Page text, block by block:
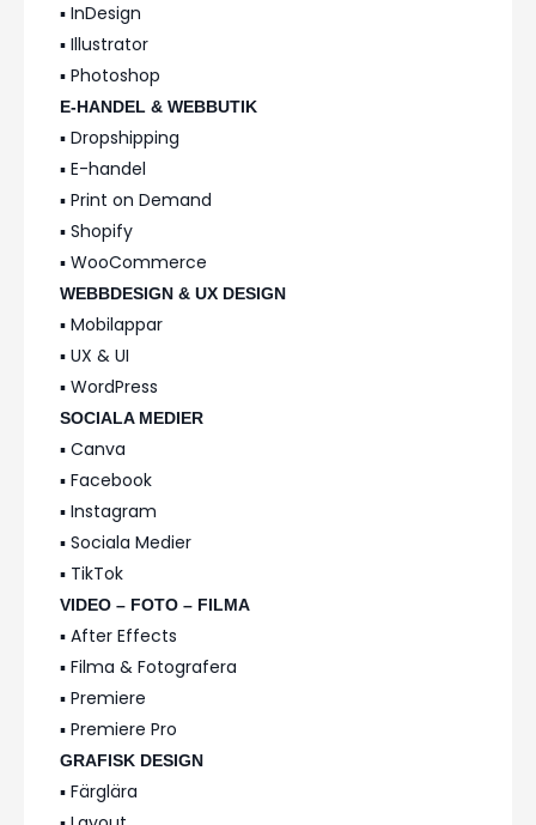
▪️ InDesign
▪️ Illustrator
▪️ Photoshop
E-HANDEL & WEBBUTIK
▪️ Dropshipping
▪️ E-handel
▪️ Print on Demand
▪️ Shopify
▪️ WooCommerce
WEBBDESIGN & UX DESIGN
▪️ Mobilappar
▪️ UX & UI
▪️ WordPress
SOCIALA MEDIER
▪️ Canva
▪️ Facebook
▪️ Instagram
▪️ Sociala Medier
▪️ TikTok
VIDEO – FOTO – FILMA
▪️ After Effects
▪️ Filma & Fotografera
▪️ Premiere
▪️ Premiere Pro
GRAFISK DESIGN
▪️ Färglära